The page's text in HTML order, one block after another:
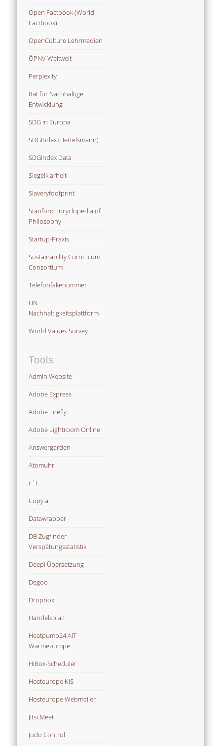
Open Factbook (World
Factbook)
OpenCulture Lehrmedien
ÖPNV Weltweit
Perplexity
Rat für Nachhaltige
Entwicklung
SDG in Europa
SDGIndex (Bertelsmann)
SDGIndex Data
Siegelklarheit
Slaveryfootprint
Stanford Encyclopedia of
Philosophy
Startup-Praxis
Sustainability Curriculum
Consortium
Telefonfakenummer
UN
Nachhaltigkeitsplattform
World Values Survey
Tools
Admin Website
Adobe Express
Adobe Firefly
Adobe Lightroom Online
Answergarden
Atomuhr
c´t
Copy.ai
Datawrapper
DB Zugfinder
Verspätungsstatistik
Deepl Übersetzung
Degoo
Dropbox
Handelsblatt
Heatpump24 AIT
Wärmepumpe
HiBox-Scheduler
Hosteurope KIS
Hosteurope Webmailer
Jitsi Meet
Judo Control